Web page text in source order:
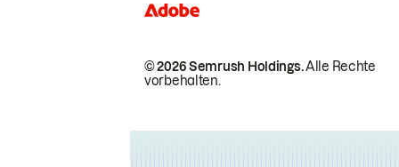
© 2026 Semrush Holdings.Alle Rechte
vorbehalten.